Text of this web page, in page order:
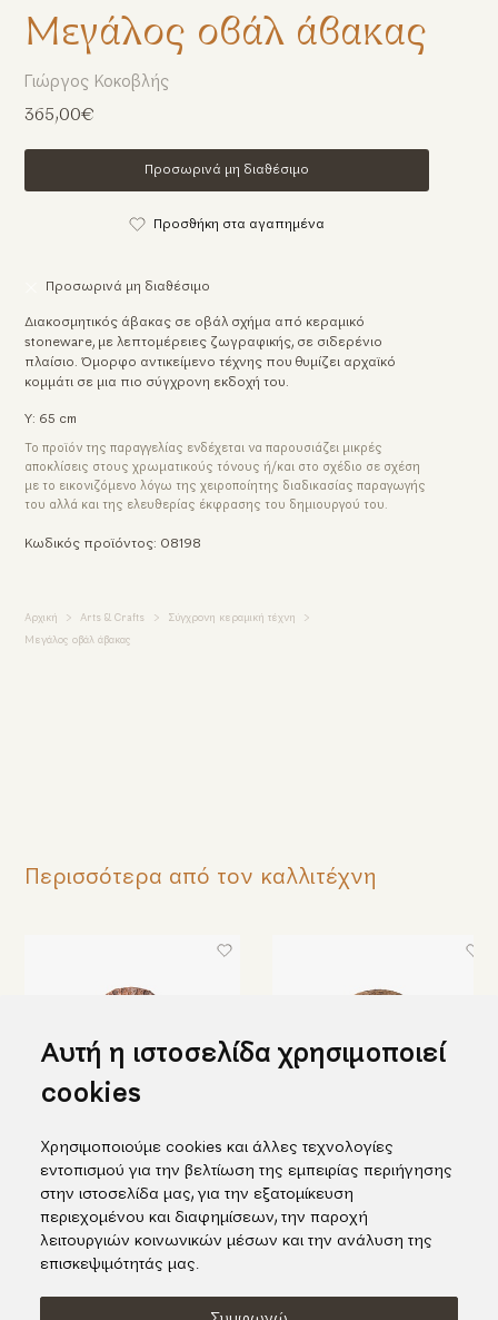
Αυτή η ιστοσελίδα χρησιμοποιεί
cookies
Χρησιμοποιούμε cookies και άλλες τεχνολογίες
εντοπισμού για την βελτίωση της εμπειρίας περιήγησης
στην ιστοσελίδα μας, για την εξατομίκευση
περιεχομένου και διαφημίσεων, την παροχή
λειτουργιών κοινωνικών μέσων και την ανάλυση της
επισκεψιμότητάς μας.
Γιώργος Κοκοβλής
365,00€
Προσωρινά μη διαθέσιμο
Προσθήκη στα αγαπημένα
Προσωρινά μη διαθέσιμο
Διακοσμητικός άβακας σε οβάλ σχήμα από κεραμικό
stoneware, με λεπτομέρειες ζωγραφικής, σε σιδερένιο
πλαίσιο. Όμορφο αντικείμενο τέχνης που θυμίζει αρχαϊκό
κομμάτι σε μια πιο σύγχρονη εκδοχή του.
Υ: 65 cm
Το προϊόν της παραγγελίας ενδέχεται να παρουσιάζει μικρές
αποκλίσεις στους χρωματικούς τόνους ή/και στο σχέδιο σε σχέση
με το εικονιζόμενο λόγω της χειροποίητης διαδικασίας παραγωγής
του αλλά και της ελευθερίας έκφρασης του δημιουργού του.
Κωδικός προϊόντος: 08198
Αρχική Arts & Crafts Σύγχρονη κεραμική τέχνη
Μεγάλος οβάλ άβακας
Μεγάλος οβάλ άβακας
Περισσότερα από τον καλλιτέχνη
Κεραμικός δίσκος με σφαίρα
215,00€
Κεραμικός δίσκος με
διακόσμηση πορσελάνης
490,00€